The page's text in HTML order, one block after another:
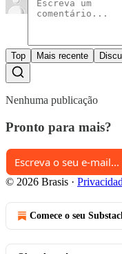
Top Mais recente
Nenhuma publicação
Pronto para mais?
© 2026 Brasis ·
Comece o seu